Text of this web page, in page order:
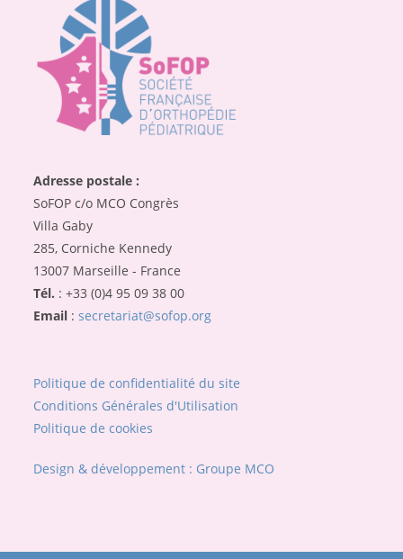
Adresse postale :
SoFOP c/o MCO Congrès
Villa Gaby
285, Corniche Kennedy
13007 Marseille - France
Tél. : +33 (0)4 95 09 38 00
Email :secretariat@sofop.org
Politique de confidentialité du site
Conditions Générales d'Utilisation
Politique de cookies
Design & développement : Groupe MCO